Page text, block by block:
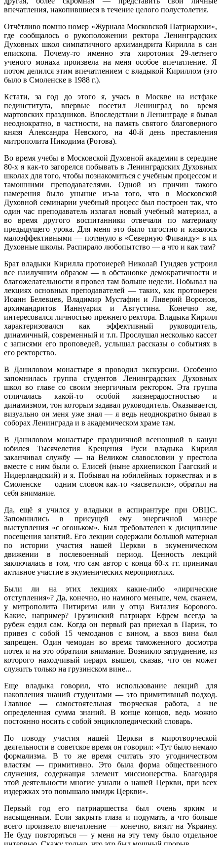
впечатления, накопившиеся в течение целого полустолетия.
Отчётливо помню номер «Журнала Московской Патриархии»,
где сообщалось о рукоположении ректора Ленинградских
Духовных школ симпатичного архимандрита Кирилла в сан
епископа. Почему-то именно эта хиротония 29-летнего
ученого монаха произвела на меня особое впечатление. Я
потом делился этим впечатлением с владыкой Кириллом (это
было в Смоленске в 1988 г.).
Кстати, за год до этого я, учась в Москве на истфаке
пединститута, впервые посетил Ленинград во время
мартовских праздников. Впоследствии в Ленинграде я бывал
неоднократно, в частности, на память святого благоверного
князя Александра Невского, на 40-й день преставления
митрополита Никодима (Ротова).
Во время учебы в Московской Духовной академии в середине
80-х я как-то загорелся побывать в Ленинградских Духовных
школах для того, чтобы познакомиться с учебным процессом и
тамошними преподавателями. Одной из причин такого
намерения было уныние из-за того, что в Московской
Духовной семинарии учебный процесс был построен так, что
один час преподаватель излагал новый учебный материал, а
во время другого воспитанники отвечали по материалу
предыдущего урока. Для меня это было тягостно и казалось
малоэффективными — потянуло в «Северную Фиваиду» в их
Духовные школы. Распирало любопытство — а что и как там?
Брат владыки Кирилла протоиерей Николай Гундяев устроил
все наилучшим образом — в обстановке демократичности и
благожелательности я провел там больше недели. Побывал на
лекциях основных преподавателей — таких, как протоиереи
Иоанн Белевцев, Владимир Мустафин и Ливерий Воронов,
архимандритов Ианнуария и Августина. Конечно же,
интересовался личностью прежнего ректора. Владыка Кирилл
характеризовался как эффективный руководитель,
динамичный, современный и т.п. Прослушал несколько кассет
с записями его проповедей, услышал рассказы о событиях в
его ректорство.
В Даниловом монастыре я проводил экскурсии. Особенно
запомнилась группа студентов Ленинградских Духовных
школ во главе со своим энергичным ректором. Эта группа
отличалась какой-то особой жизнерадостностью и
динамизмом, тон которым задавал руководитель. Оказывается,
визуально он меня уже знал — я ведь неоднократно бывал в
соборах Ленинграда и в академическом храме там.
В Даниловом монастыре праздничной всенощной в канун
юбилея Тысячелетия Крещения Руси владыка Кирилл
заканчивал службу — на Великом славословии у престола
вместе с ним были о. Елисей (ныне архиепископ Гаагский и
Нидерландский) и я. Побывал на юбилейных торжествах и в
Смоленске — одним словом как-то «засветился», обратил на
себя внимание.
Да, ещё я учился у владыки в аспирантуре при ОВЦС.
Запомнились в присущей ему энергичной манере
выступления «с огоньком». Был требователен к дисциплине
посещения занятий. Его лекции содержали большой материал
по истории участия нашей Церкви в экуменическом
движении в послевоенный период. Ценность лекций
заключалась в том, что сам автор с конца 60-х гг. принимал
активное участие в экуменических мероприятиях.
Были ли на этих лекциях какие-либо «лирические
отступления»? Да, конечно, но намного меньше, чем, скажем,
у митрополита Питирима или у отца Виталия Борового.
Какие, например? Грузинский патриарх Ефрем всегда за
рубеж ездил сам. Когда он первый раз приехал в Париж, то
привез с собой 15 чемоданов с вином, а ввоз вина был
запрещен. Один чемодан во время таможенного досмотра
потек и на это обратили внимание. Возникло затруднение, из
которого находчивый иерарх вышел, сказав, что он может
служить только на грузинском вине...
Еще владыка говорил, что использование лекций для
накопления знаний студентами — это примитивный подход.
Главное — самостоятельная творческая работа, а не
определенная сумма знаний. В конце концов, ведь можно
постоянно носить с собой энциклопедический словарь.
По поводу участия нашей Церкви в миротворческой
деятельности в советское время он говорил: «Тут было немало
формализма. В то же время считать это угодничеством
властям — примитивно. Это была форма общественного
служения, содержащая элемент миссионерства. Благодаря
этой деятельности многие узнали о нашей Церкви, при всех
издержках это повышало имидж Церкви».
Первый год его патриаршества был очень ярким и
насыщенным. Если закрыть глаза и подумать, а что больше
всего произвело впечатление — конечно, визит на Украину.
Не буду повторяться — у меня на эту тему было отдельное